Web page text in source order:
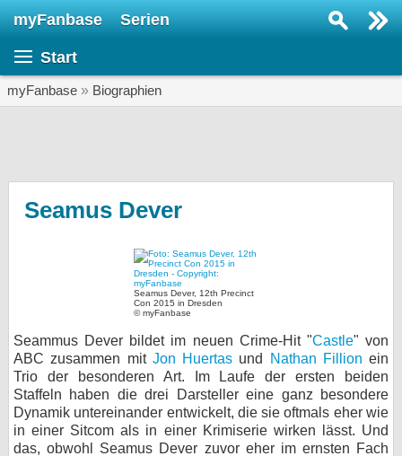
myFanbase Serien
Start
myFanbase » Biographien
Seamus Dever
Seamus Dever, 12th Precinct
Con 2015 in Dresden
© myFanbase
Seammus Dever bildet im neuen Crime-Hit "Castle" von
ABC zusammen mit Jon Huertas und Nathan Fillion ein
Trio der besonderen Art. Im Laufe der ersten beiden
Staffeln haben die drei Darsteller eine ganz besondere
Dynamik untereinander entwickelt, die sie oftmals eher wie
in einer Sitcom als in einer Krimiserie wirken lässt. Und
das, obwohl Seamus Dever zuvor eher im ernsten Fach
KULTUR
Specials
SERVICE
Gewinnspiele
Forum
bei X